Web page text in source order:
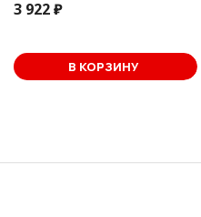
3 922 ₽
В КОРЗИНУ
В корзине